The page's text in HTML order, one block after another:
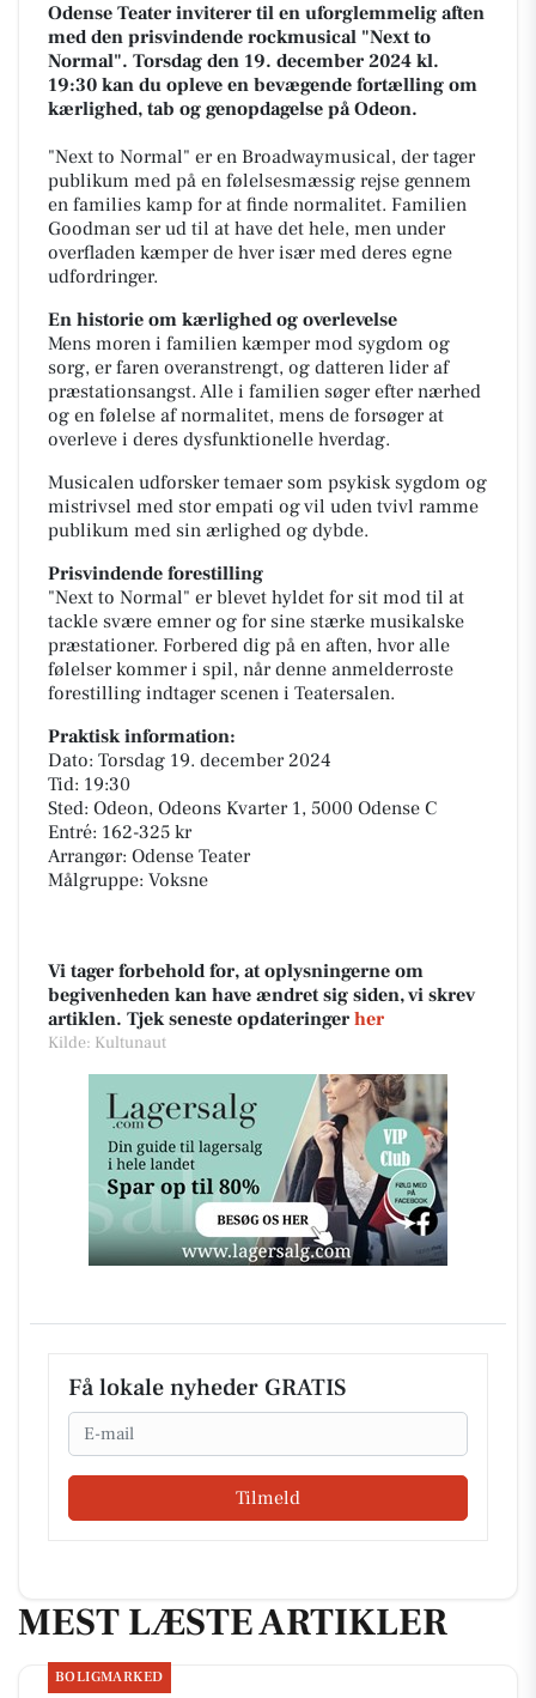
Odense Teater inviterer til en uforglemmelig aften
med den prisvindende rockmusical "Next to
Normal". Torsdag den 19. december 2024 kl.
19:30 kan du opleve en bevægende fortælling om
kærlighed, tab og genopdagelse på Odeon.
"Next to Normal" er en Broadwaymusical, der tager
publikum med på en følelsesmæssig rejse gennem
en families kamp for at finde normalitet. Familien
Goodman ser ud til at have det hele, men under
overfladen kæmper de hver især med deres egne
udfordringer.
En historie om kærlighed og overlevelse
Mens moren i familien kæmper mod sygdom og
sorg, er faren overanstrengt, og datteren lider af
præstationsangst. Alle i familien søger efter nærhed
og en følelse af normalitet, mens de forsøger at
overleve i deres dysfunktionelle hverdag.
Musicalen udforsker temaer som psykisk sygdom og
mistrivsel med stor empati og vil uden tvivl ramme
publikum med sin ærlighed og dybde.
Prisvindende forestilling
"Next to Normal" er blevet hyldet for sit mod til at
tackle svære emner og for sine stærke musikalske
præstationer. Forbered dig på en aften, hvor alle
følelser kommer i spil, når denne anmelderroste
forestilling indtager scenen i Teatersalen.
Praktisk information:
Dato: Torsdag 19. december 2024
Tid: 19:30
Sted: Odeon, Odeons Kvarter 1, 5000 Odense C
Entré: 162-325 kr
Arrangør: Odense Teater
Målgruppe: Voksne
Vi tager forbehold for, at oplysningerne om
begivenheden kan have ændret sig siden, vi skrev
artiklen. Tjek seneste opdateringer her
Kilde: Kultunaut
Få lokale nyheder GRATIS
Email
Tilmeld
MEST LÆSTE ARTIKLER
BOLIGMARKED